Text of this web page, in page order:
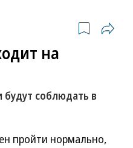
на
соблюдать в
пройти нормально,